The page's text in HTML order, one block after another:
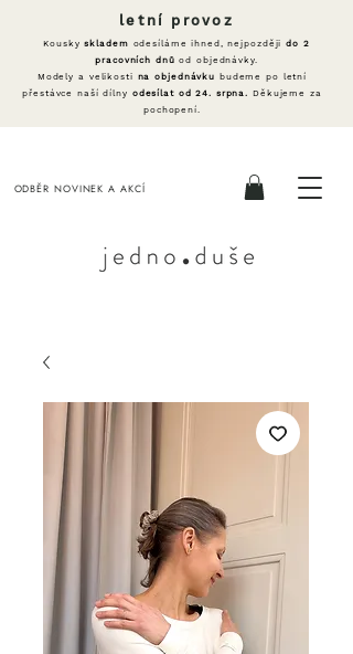
ODBĚR NOVINEK A AKCÍ
letní provoz
Kouskyskladem odesíláme ihned, nejpozdějido 2
pracovních dnů od objednávky.
Modely a velikosti na objednávku
budeme po letní
přestávce naší dílny odesílat od 24. srpna. Děkujeme za
pochopení.